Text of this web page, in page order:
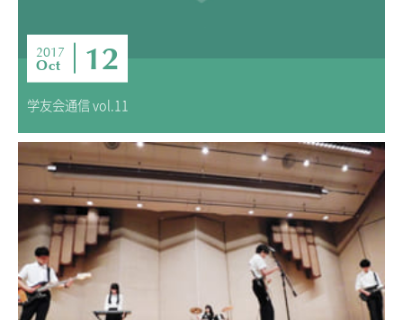
2017
Oct 12
学友会通信 vol.11